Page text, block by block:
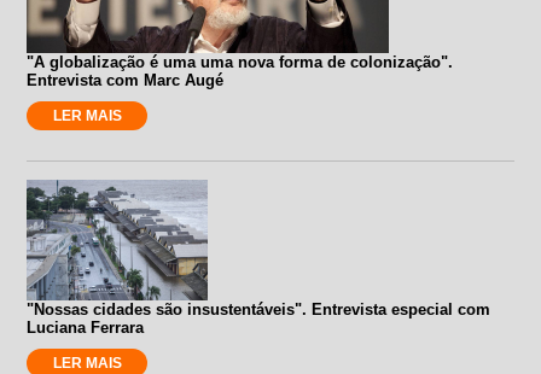
"A globalização é uma uma nova forma de colonização".
Entrevista com Marc Augé
LER MAIS
"Nossas cidades são insustentáveis". Entrevista especial com
Luciana Ferrara
LER MAIS